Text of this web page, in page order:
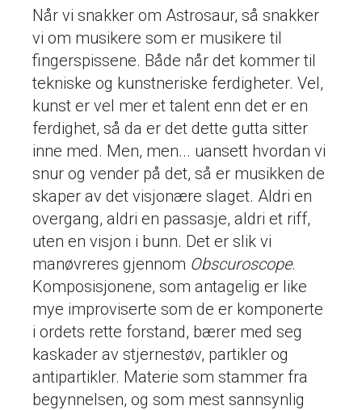
Når vi snakker om Astrosaur, så snakker
vi om musikere som er musikere til
fingerspissene. Både når det kommer til
tekniske og kunstneriske ferdigheter. Vel,
kunst er vel mer et talent enn det er en
ferdighet, så da er det dette gutta sitter
inne med. Men, men... uansett hvordan vi
snur og vender på det, så er musikken de
skaper av det visjonære slaget. Aldri en
overgang, aldri en passasje, aldri et riff,
uten en visjon i bunn. Det er slik vi
manøvreres gjennom Obscuroscope.
Komposisjonene, som antagelig er like
mye improviserte som de er komponerte
i ordets rette forstand, bærer med seg
kaskader av stjernestøv, partikler og
antipartikler. Materie som stammer fra
begynnelsen, og som mest sannsynlig